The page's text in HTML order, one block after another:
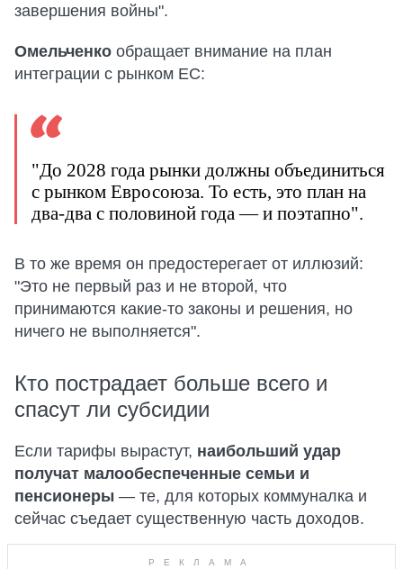
завершения войны".
Омельченко обращает внимание на план
интеграции с рынком ЕС:
"До 2028 года рынки должны объединиться
с рынком Евросоюза. То есть, это план на
два-два с половиной года — и поэтапно".
В то же время он предостерегает от иллюзий:
"Это не первый раз и не второй, что
принимаются какие-то законы и решения, но
ничего не выполняется".
Кто пострадает больше всего и
спасут ли субсидии
Если тарифы вырастут, наибольший удар
получат малообеспеченные семьи и
пенсионеры — те, для которых коммуналка и
сейчас съедает существенную часть доходов.